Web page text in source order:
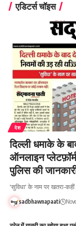
एडिटर्स चॉइस
देश
दिल्ली धमाके के
ऑनलाइन
पुलिस की
'सुविधा' के नाम पर खतरा-
sadbhawnapaati